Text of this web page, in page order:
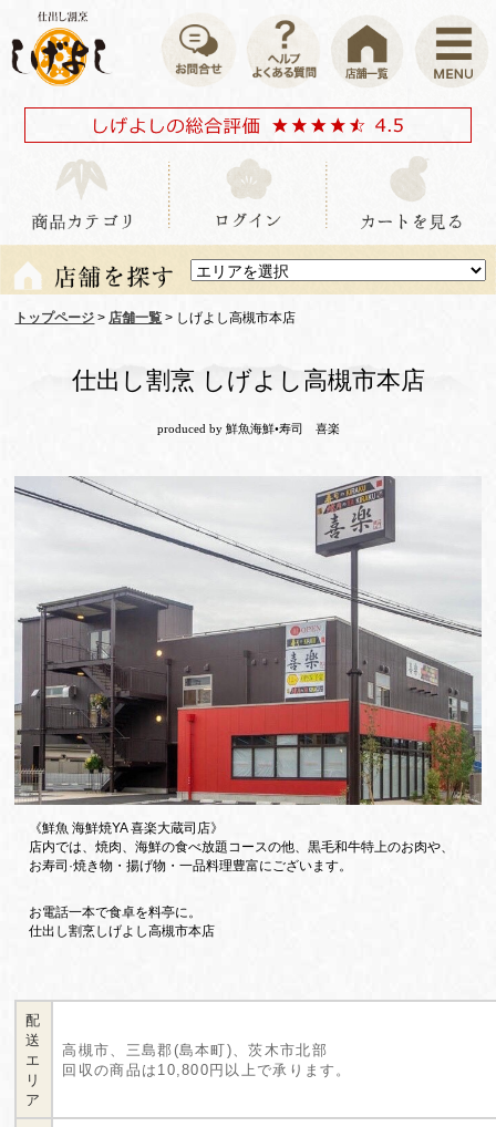
トップページ > 店舗一覧 > しげよし高槻市本店
仕出し割烹 しげよし高槻市本店
produced by 鮮魚海鮮•寿司 喜楽
《鮮魚 海鮮焼YA 喜楽大蔵司店》
店内では、焼肉、海鮮の食べ放題コースの他、黒毛和牛特上のお肉や、
お寿司·焼き物・揚げ物・一品料理豊富にございます。
お電話一本で食卓を料亭に。
仕出し割烹しげよし高槻市本店
配
送
エ
リ
ア
高槻市、三島郡(島本町)、茨木市北部
回収の商品は10,800円以上で承ります。